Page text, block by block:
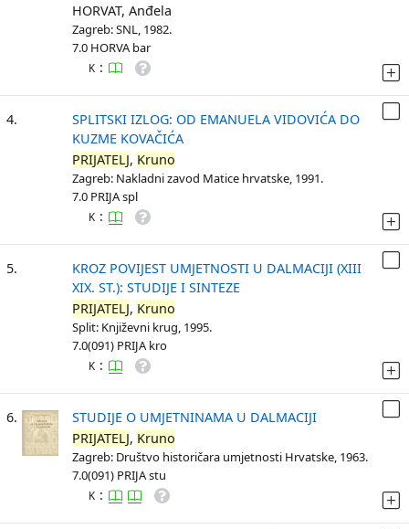
HORVAT, Anđela
Zagreb: SNL, 1982.
7.0 HORVA bar
K :
4.
SPLITSKI IZLOG: OD EMANUELA VIDOVIĆA DO
KUZME KOVAČIĆA
PRIJATELJ, Kruno
Zagreb: Nakladni zavod Matice hrvatske, 1991.
7.0 PRIJA spl
K :
5.
KROZ POVIJEST UMJETNOSTI U DALMACIJI (XIII
XIX. ST.): STUDIJE I SINTEZE
PRIJATELJ, Kruno
Split: Književni krug, 1995.
7.0(091) PRIJA kro
K :
6.
STUDIJE O UMJETNINAMA U DALMACIJI
PRIJATELJ, Kruno
Zagreb: Društvo historičara umjetnosti Hrvatske, 1963.
7.0(091) PRIJA stu
K :